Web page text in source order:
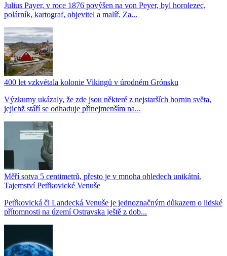
Julius Payer, v roce 1876 povýšen na von Peyer, byl horolezec,
polárník, kartograf, objevitel a malíř. Za...
400 let vzkvétala kolonie Vikingů v úrodném Grónsku
Výzkumy ukázaly, že zde jsou některé z nejstarších hornin světa,
jejichž stáří se odhaduje přinejmenším na...
Měří sotva 5 centimetrů, přesto je v mnoha ohledech unikátní.
Tajemství Petřkovické Venuše
Petřkovická či Landecká Venuše je jednoznačným důkazem o lidské
přítomnosti na území Ostravska ještě z dob...